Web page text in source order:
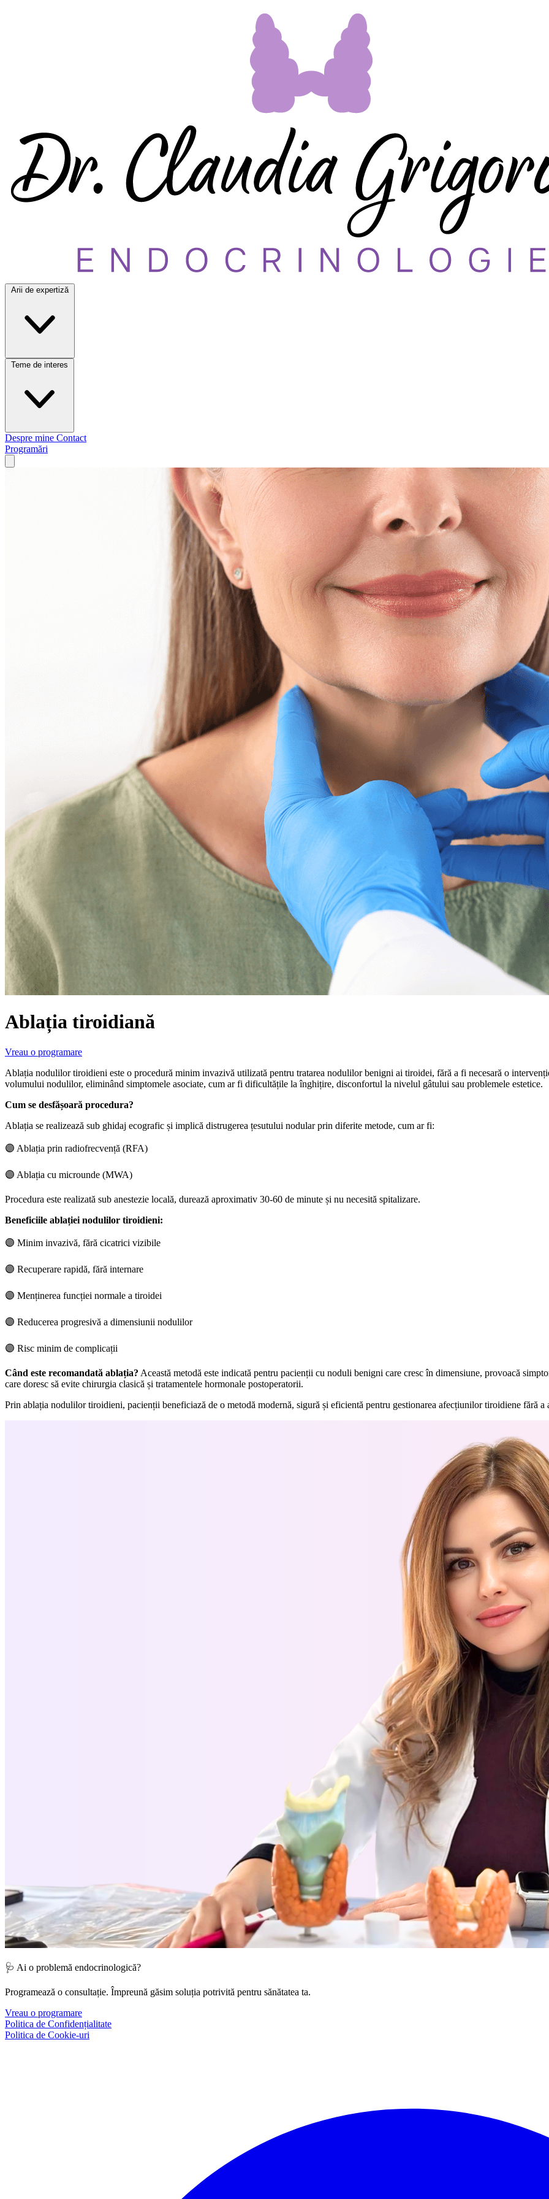
Arii de expertiză
Teme de interes
Despre mine Contact
Programări
Ablația tiroidiană
Vreau o programare
Ablația nodulilor tiroidieni este o procedură minim invazivă utilizată pentru tratarea nodulilor benigni ai tiroidei, fără a fi necesară o
volumului nodulilor, eliminând simptomele asociate, cum ar fi dificultățile la înghițire, disconfortul la nivelul gâtului sau problemele estetice.
Cum se desfășoară procedura?
Ablația se realizează sub ghidaj ecografic și implică distrugerea țesutului nodular prin diferite metode, cum ar fi:
🟣 Ablația prin radiofrecvență (RFA)
🟣 Ablația cu microunde (MWA)
Procedura este realizată sub anestezie locală, durează aproximativ 30-60 de minute și nu necesită spitalizare.
Beneficiile ablației nodulilor tiroidieni:
🟣 Minim invazivă, fără cicatrici vizibile
🟣 Recuperare rapidă, fără internare
🟣 Menținerea funcției normale a tiroidei
🟣 Reducerea progresivă a dimensiunii nodulilor
🟣 Risc minim de complicații
Când este recomandată ablația? Această metodă este indicată pentru pacienții cu noduli benigni care cresc în dimensiune, provoacă
care doresc să evite chirurgia clasică și tratamentele hormonale postoperatorii.
Prin ablația nodulilor tiroidieni, pacienții beneficiază de o metodă modernă, sigură și eficientă pentru gestionarea afecțiunilor tiroidiene fără a
🩺 Ai o problemă endocrinologică?
Programează o consultație. Împreună găsim soluția potrivită pentru sănătatea ta.
Vreau o programare
Politica de Confidențialitate
Politica de Cookie-uri